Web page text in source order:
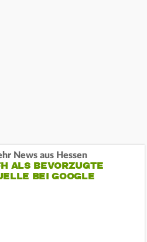
News aus Hessen
ALS BEVORZUGTE
BEI GOOGLE